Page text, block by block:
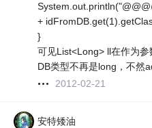
+
}
可见List<Long> ll在作为
DB类型不再是long，不然
2012-02-21
安特矮油